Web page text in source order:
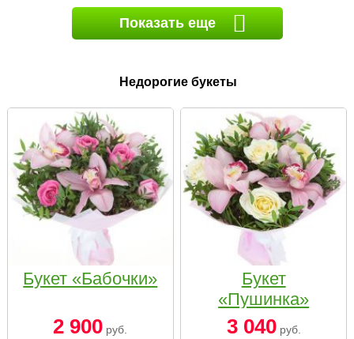
Показать еще
Недорогие букеты
Букет «Бабочки»
2 900 руб.
Букет
«Пушинка»
3 040руб.